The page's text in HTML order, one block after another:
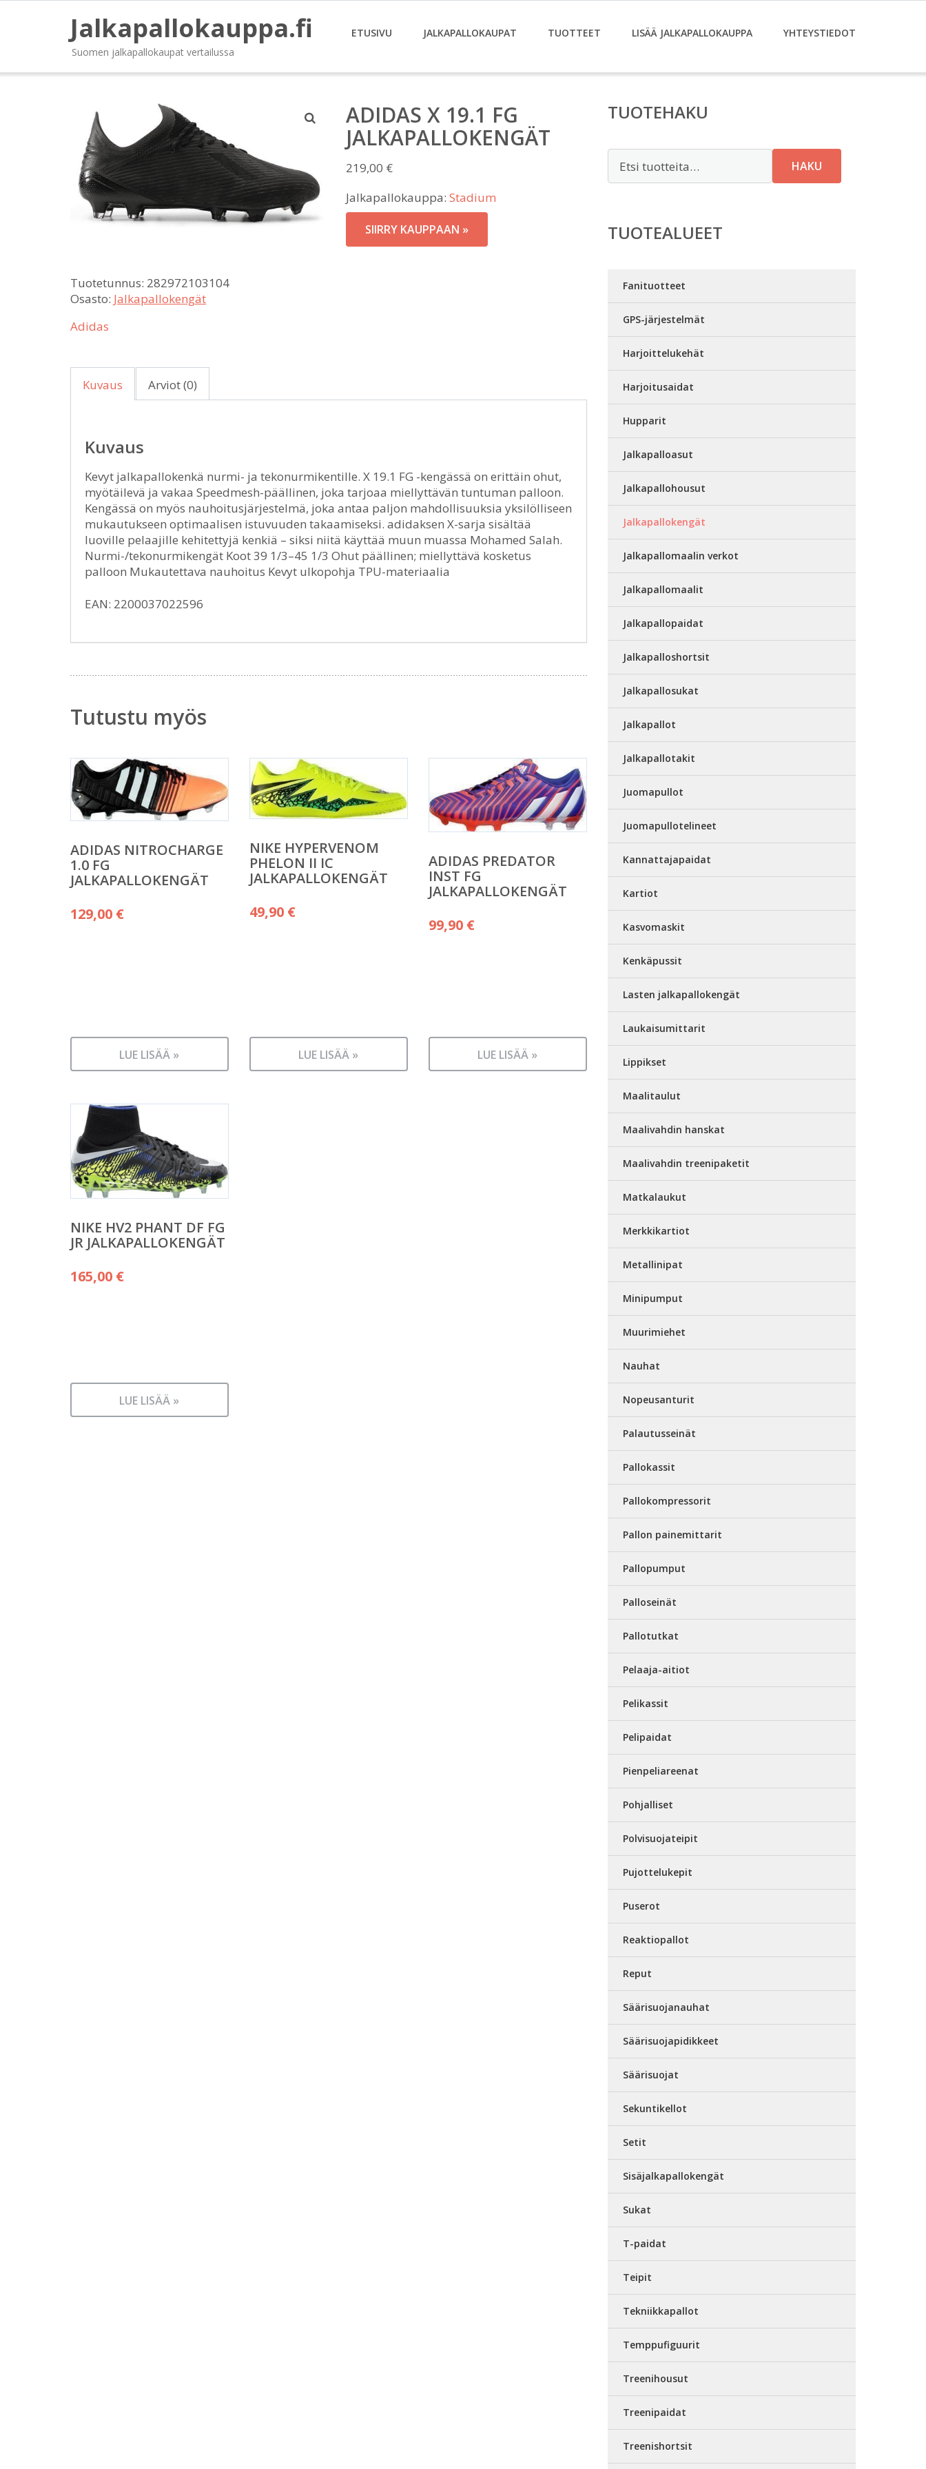
Jalkapallokauppa.fi
Suomen jalkapallokaupat vertailussa
ETUSIVU JALKAPALLOKAUPAT TUOTTEET LISÄÄ JALKAPALLOKAUPPA YHTEYSTIEDOT
ADIDAS X 19.1 FG
JALKAPALLOKENGÄT
219,00 €
Jalkapallokauppa: Stadium
SIIRRY KAUPPAAN »
Tuotetunnus: 282972103104
Osasto: Jalkapallokengät
Adidas
Kuvaus Arviot (0)
Kuvaus
Kevyt jalkapallokenkä nurmi- ja tekonurmikentille. X 19.1 FG -kengässä on erittäin ohut,
myötäilevä ja vakaa Speedmesh-päällinen, joka tarjoaa miellyttävän tuntuman palloon.
Kengässä on myös nauhoitusjärjestelmä, joka antaa paljon mahdollisuuksia yksilölliseen
mukautukseen optimaalisen istuvuuden takaamiseksi. adidaksen X-sarja sisältää
luoville pelaajille kehitettyjä kenkiä – siksi niitä käyttää muun muassa Mohamed Salah.
Nurmi-/tekonurmikengät Koot 39 1/3–45 1/3 Ohut päällinen; miellyttävä kosketus
palloon Mukautettava nauhoitus Kevyt ulkopohja TPU-materiaalia
EAN: 2200037022596
Tutustu myös
ADIDAS NITROCHARGE
1.0 FG
JALKAPALLOKENGÄT
129,00 €
LUE LISÄÄ »
NIKE HYPERVENOM
PHELON II IC
JALKAPALLOKENGÄT
49,90 €
LUE LISÄÄ »
ADIDAS PREDATOR
INST FG
JALKAPALLOKENGÄT
99,90 €
LUE LISÄÄ »
NIKE HV2 PHANT DF FG
JR JALKAPALLOKENGÄT
165,00 €
LUE LISÄÄ »
TUOTEHAKU
HAKU
TUOTEALUEET
Fanituotteet
GPS-järjestelmät
Harjoittelukehät
Harjoitusaidat
Hupparit
Jalkapalloasut
Jalkapallohousut
Jalkapallokengät
Jalkapallomaalin verkot
Jalkapallomaalit
Jalkapallopaidat
Jalkapalloshortsit
Jalkapallosukat
Jalkapallot
Jalkapallotakit
Juomapullot
Juomapullotelineet
Kannattajapaidat
Kartiot
Kasvomaskit
Kenkäpussit
Lasten jalkapallokengät
Laukaisumittarit
Lippikset
Maalitaulut
Maalivahdin hanskat
Maalivahdin treenipaketit
Matkalaukut
Merkkikartiot
Metallinipat
Minipumput
Muurimiehet
Nauhat
Nopeusanturit
Palautusseinät
Pallokassit
Pallokompressorit
Pallon painemittarit
Pallopumput
Palloseinät
Pallotutkat
Pelaaja-aitiot
Pelikassit
Pelipaidat
Pienpeliareenat
Pohjalliset
Polvisuojateipit
Pujottelukepit
Puserot
Reaktiopallot
Reput
Säärisuojanauhat
Säärisuojapidikkeet
Säärisuojat
Sekuntikellot
Setit
Sisäjalkapallokengät
Sukat
T-paidat
Teipit
Tekniikkapallot
Temppufiguurit
Treenihousut
Treenipaidat
Treenishortsit